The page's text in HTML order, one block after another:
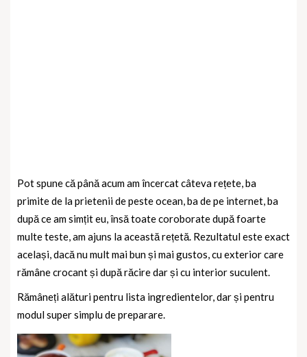
Pot spune că până acum am încercat câteva rețete, ba
primite de la prietenii de peste ocean, ba de pe internet, ba
după ce am simțit eu, însă toate coroborate după foarte
multe teste, am ajuns la această rețetă. Rezultatul este exact
același, dacă nu mult mai bun și mai gustos, cu exterior care
rămâne crocant și după răcire dar și cu interior suculent.
Rămâneți alături pentru lista ingredientelor, dar și pentru
modul super simplu de preparare.